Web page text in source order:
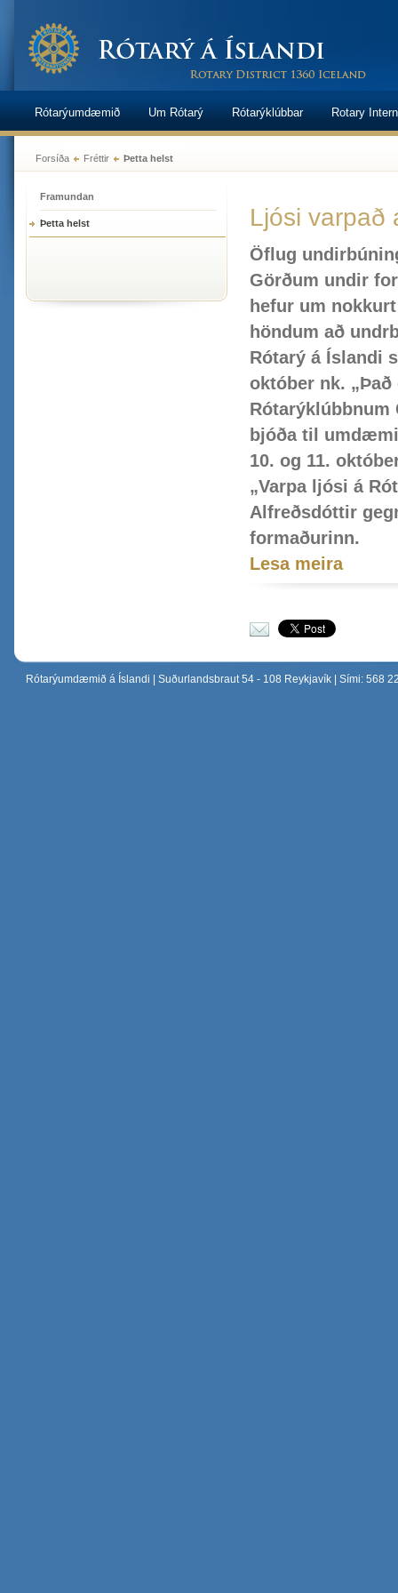
Ljósi varpað
Öflug
Görðum undir
hefur um
höndum að
Rótarý á Íslandi
október nk.
Rótarýklúbbnum
bjóða til
10. og 11.
„Varpa ljósi á
Alfreðsdóttir
formaðurinn.
Lesa meira
Senda í tölvupósti
Forsíða Fréttir Þetta helst
Rótarýumdæmið Um Rótarý Rótarýklúbbar Rotary
Framundan
Þetta helst
Rótarýumdæmið á Íslandi | Suðurlandsbraut 54 - 108 Reykjavík | Sími: 568